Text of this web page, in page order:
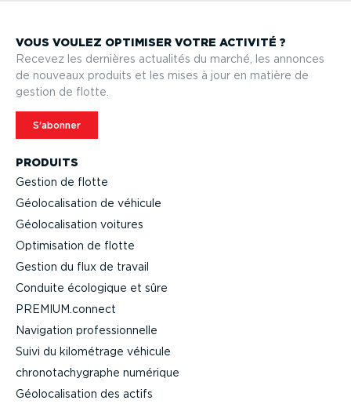
PRODUITS
Gestion de flotte
Géolo­ca­li­sation de véhicule
Géolo­ca­li­sation voitures
Optimi­sation de flotte
Gestion du flux de travail
Conduite écologique et sûre
PREMIUM.connect
Navigation profes­sion­nelle
Suivi du kilométrage véhicule
chrono­ta­chy­graphe numérique
Géolo­ca­li­sation des actifs
VOUS VOULEZ OPTIMISER VOTRE ACTIVITÉ ?
Recevez les dernières actualités du marché, les annonces
de nouveaux produits et les mises à jour en matière de
gestion de flotte.
S'abonner